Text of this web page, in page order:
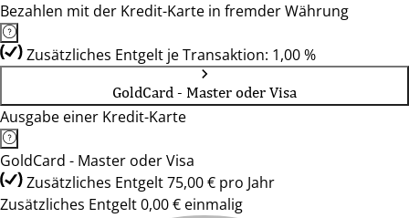
Bezahlen mit der Kredit-Karte in fremder Währung
Zusätzliches Entgelt je Transaktion: 1,00 %
GoldCard - Master oder Visa
Ausgabe einer Kredit-Karte
GoldCard - Master oder Visa
Zusätzliches Entgelt 75,00 € pro Jahr
Zusätzliches Entgelt 0,00 € einmalig